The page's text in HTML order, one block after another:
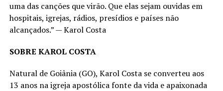
uma das canções que virão. Que elas sejam ouvidas em
hospitais, igrejas, rádios, presídios e países não
alcançados.” — Karol Costa
SOBRE KAROL COSTA
Natural de Goiânia (GO), Karol Costa se converteu aos
13 anos na igreja apostólica fonte da vida e apaixonada